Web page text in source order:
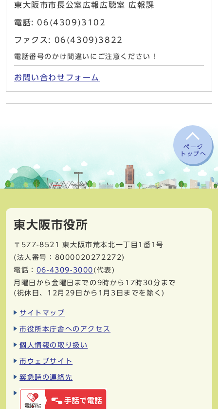
東大阪市市長公室広報広聴室 広報課
電話: 06(4309)3102
ファクス: 06(4309)3822
電話番号のかけ間違いにご注意ください！
お問い合わせフォーム
ページ
トップへ
東大阪市役所
〒577-8521
東大阪市荒本北一丁目1番1号
(法人番号：8000020272272)
電話： 06-4309-3000 (代表)
月曜日から金曜日までの9時から17時30分まで
(祝休日、12月29日から1月3日までを除く)
サイトマップ
市役所本庁舎へのアクセス
個人情報の取り扱い
市ウェブサイト
緊急時の連絡先